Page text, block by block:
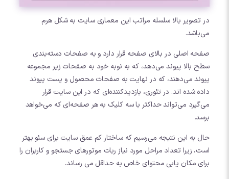
در تصویر بالا سلسله مراتب این معماری سایت به شکل هرم
می‌باشد.
صفحه اصلی در بالای صفحه قرار دارد و به صفحات دسته‌بندی
سطح بالا پیوند می‌دهد، که به نوبه خود به صفحات زیر مجموعه
پیوند می‌دهند، که در نهایت به صفحات محصول و پست پیوند
داده شده اند. در تئوری، بازدیدکننده‌ای که در این سایت قرار
می‌گیرد می‌تواند حداکثر با سه کلیک به هر صفحه‌ای که می‌خواهد
برسد.
حال به این نتیجه می‌رسیم که ساختار کم عمق سایت برای سئو بهتر
است، زیرا تعداد مراحل مورد نیاز ربات موتورهای جستجو و کاربران را
برای مکان یابی محتوای خاص به حداقل می رساند.